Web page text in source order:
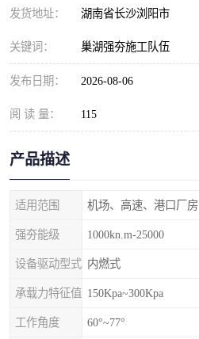
发货地址： 湖南省长沙浏阳市
关键词： 巢湖强夯施工队伍
发布日期： 2026-08-06
阅 读 量： 115
产品描述
适用范围 机场、高速、港口厂房
强夯能级 1000kn.m-25000
设备驱动型式 内燃式
承载力特征值 150Kpa~300Kpa
工作角度 60°~77°